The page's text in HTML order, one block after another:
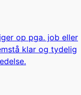
op pga. job eller
klar og tydelig